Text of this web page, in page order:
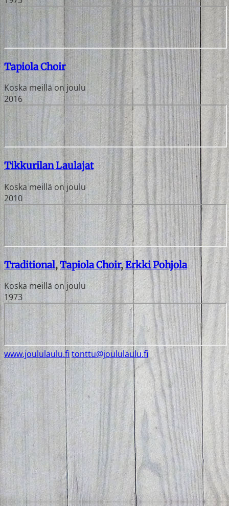
Tapiola Choir
Koska meillä on joulu
2016
Tikkurilan Laulajat
Koska meillä on joulu
2010
Traditional,Tapiola Choir,Erkki Pohjola
Koska meillä on joulu
1973
www.joululaulu.fitonttu@joululaulu.fi